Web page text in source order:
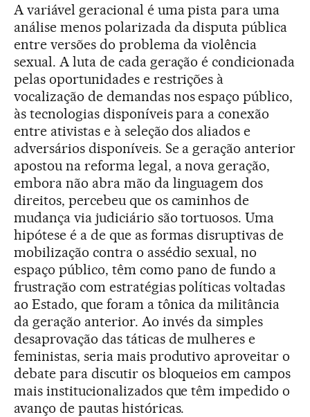
A variável geracional é uma pista para uma
análise menos polarizada da disputa pública
entre versões do problema da violência
sexual. A luta de cada geração é condicionada
pelas oportunidades e restrições à
vocalização de demandas nos espaço público,
às tecnologias disponíveis para a conexão
entre ativistas e à seleção dos aliados e
adversários disponíveis. Se a geração anterior
apostou na reforma legal, a nova geração,
embora não abra mão da linguagem dos
direitos, percebeu que os caminhos de
mudança via judiciário são tortuosos. Uma
hipótese é a de que as formas disruptivas de
mobilização contra o assédio sexual, no
espaço público, têm como pano de fundo a
frustração com estratégias políticas voltadas
ao Estado, que foram a tônica da militância
da geração anterior. Ao invés da simples
desaprovação das táticas de mulheres e
feministas, seria mais produtivo aproveitar o
debate para discutir os bloqueios em campos
mais institucionalizados que têm impedido o
avanço de pautas históricas.